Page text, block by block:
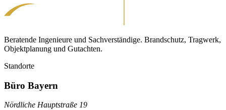
Beratende Ingenieure und Sachverständige. Brandschutz, Tragwerk,
Objektplanung und Gutachten.
Standorte
Büro Bayern
Nördliche Hauptstraße 19